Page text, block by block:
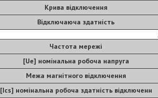
Крива відключення
Відключаюча здатність
Частота мережі
[Ue] номінальна робоча напруга
Межа магнітного відключення
[Ics] номінальна робоча здатність відключенн